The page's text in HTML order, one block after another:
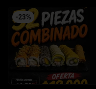
-23%